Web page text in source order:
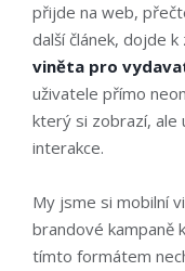
přijde na web,
další článek, dojde
viněta pro
uživatele přímo
který si zobrazí, ale
interakce.
My jsme si mobilní
brandové kampaně
tímto formátem